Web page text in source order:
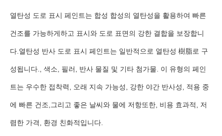
열탄성 도로 표시 페인트는 합성 합성의 열탄성을 활용하여 빠른
건조를 가능하게하고 표시와 도로 표면의 강한 결합을 보장합니
다.열탄성 반사 도로 표시 페인트는 일반적으로 열탄성 樹脂로 구
성됩니다., 색소, 필러, 반사 물질 및 기타 첨가물. 이 유형의 페인
트는 우수한 접착력, 오래 지속 가능성, 강한 야간 반사성, 적용 중
에 빠른 건조,그리고 좋은 날씨와 물에 저항또한, 비용 효과적, 저
렴한 가격, 환경 친화적입니다.